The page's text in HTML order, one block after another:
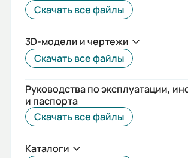
Скачать все файлы
3D-модели и чертежи
Скачать все файлы
Руководства по эксплуатации,
и паспорта
Скачать все файлы
Каталоги